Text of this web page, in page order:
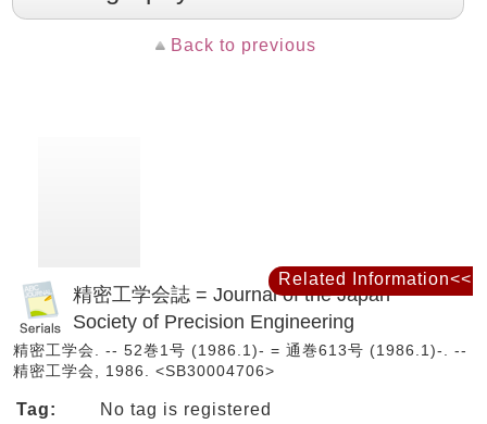
Back to previous
精密工学会誌 = Journal of the Japan
Society of Precision Engineering
精密工学会. -- 52巻1号 (1986.1)- = 通巻613号 (1986.1)-. --
精密工学会, 1986. <SB30004706>
Tag:
No tag is registered
Related Information<<